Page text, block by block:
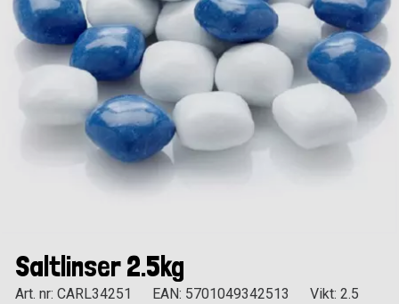
Saltlinser 2.5kg
Art. nr: CARL34251 EAN: 5701049342513
Vikt: 2.5